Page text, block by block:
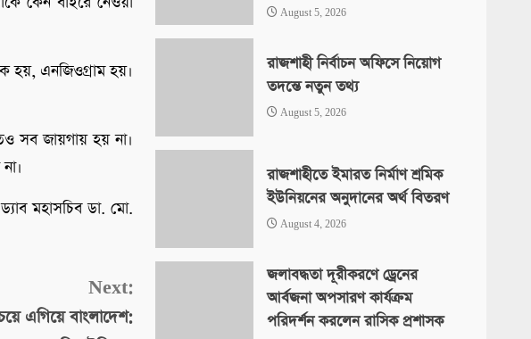
হয়, এনজিওগ্রাম হয়।
সব জায়গায় হয় না।
মহাসচিব ডা. মো.
Next:
এগিয়ে বাংলাদেশ:
August 5, 2026
রাজশাহী নির্বাচন অফিসে নিয়োগ
তদন্তে নতুন তথ্য
August 5, 2026
রাজশাহীতে ইমারত নির্মাণ শ্রমিক
ইউনিয়নের অনুদানের অর্থ বিতরণ
August 4, 2026
জলাবদ্ধতা দূরীকরণে ড্রেনের
আর্বজনা অপসারণ কার্যক্রম
পরিদর্শন করলেন রাসিক প্রশাসক